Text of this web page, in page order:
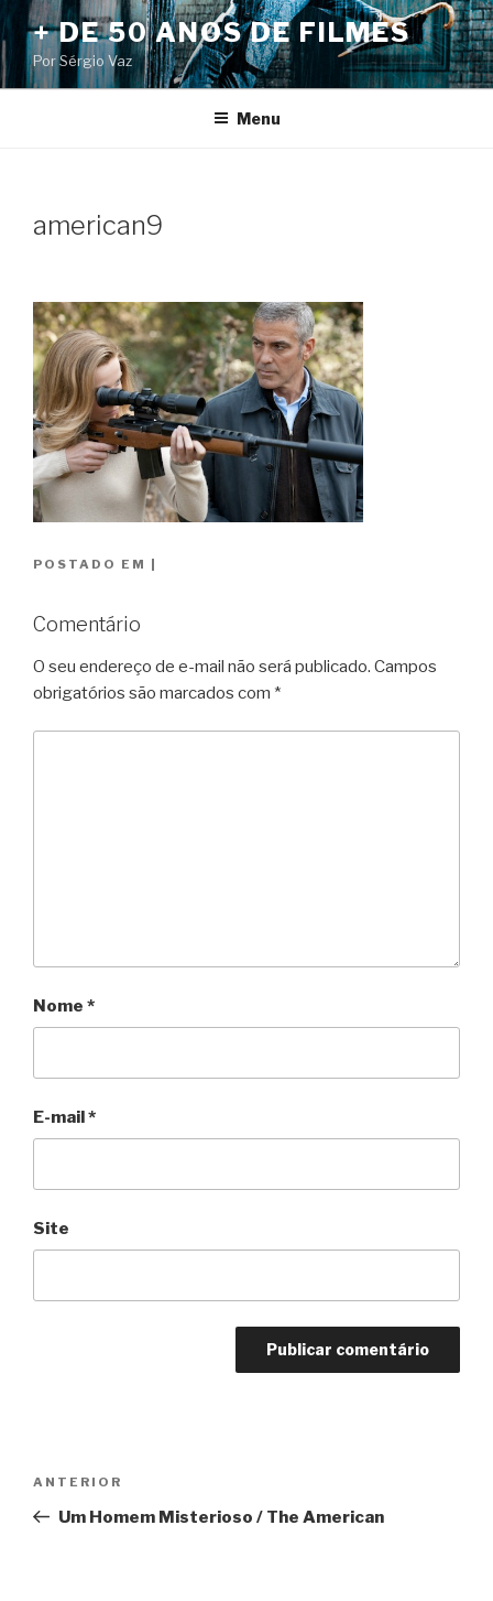
Pular
para
o
conteúdo
+ DE 50 ANOS DE FILMES
Por Sérgio Vaz
Menu
american9
POSTADO EM
Comentário
O seu endereço de e-mail não será publicado. Campos
obrigatórios são marcados com *
Nome *
E-mail*
Site
Post
Anterior
ANTERIOR
Um Homem Misterioso / The American